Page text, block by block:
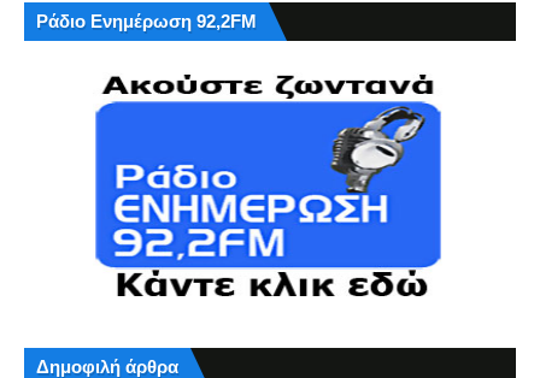
Ράδιο Ενημέρωση 92,2FM
Δημοφιλή άρθρα